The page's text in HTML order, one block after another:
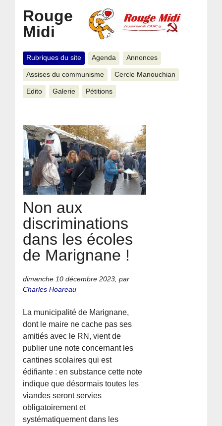
Rouge
Midi
Rubriques du site Agenda Annonces
Assises du communisme Cercle Manouchian
Edito Galerie Pétitions
Non aux
discriminations
dans les écoles
de Marignane !
dimanche 10 décembre 2023 ,par
Charles Hoareau
La municipalité de Marignane,
dont le maire ne cache pas ses
amitiés avec le RN, vient de
publier une note concernant les
cantines scolaires qui est
édifiante : en substance cette note
indique que désormais toutes les
viandes seront servies
obligatoirement et
systématiquement dans les